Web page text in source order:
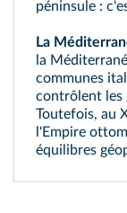
péninsule :
La
la
communes
contrôlent les
Toutefois, au
l'Empire
équilibres